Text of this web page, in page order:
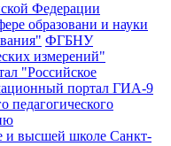
Федерации
образовани и науки
ФГБНУ
измерений"
"Российское
портал ГИА-9
педагогического
и высшей школе Санкт-